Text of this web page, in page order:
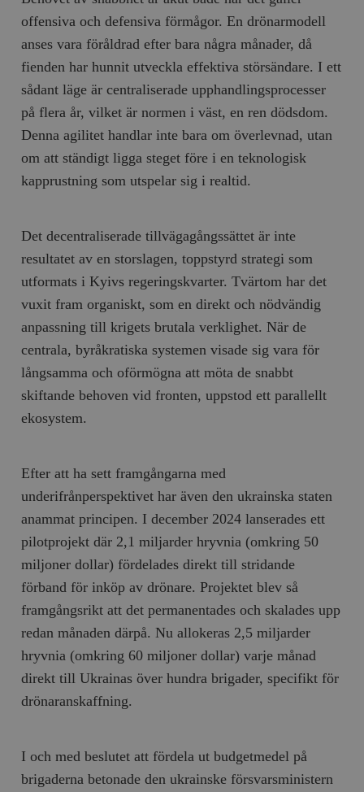
offensiva och defensiva förmågor. En drönarmodell
anses vara föråldrad efter bara några månader, då
fienden har hunnit utveckla effektiva störsändare. I ett
sådant läge är centraliserade upphandlingsprocesser
på flera år, vilket är normen i väst, en ren dödsdom.
Denna agilitet handlar inte bara om överlevnad, utan
om att ständigt ligga steget före i en teknologisk
kapprustning som utspelar sig i realtid.
Det decentraliserade tillvägagångssättet är inte
resultatet av en storslagen, toppstyrd strategi som
utformats i Kyivs regeringskvarter. Tvärtom har det
vuxit fram organiskt, som en direkt och nödvändig
anpassning till krigets brutala verklighet. När de
centrala, byråkratiska systemen visade sig vara för
långsamma och oförmögna att möta de snabbt
skiftande behoven vid fronten, uppstod ett parallellt
ekosystem.
Efter att ha sett framgångarna med
underifrånperspektivet har även den ukrainska staten
anammat principen. I december 2024 lanserades ett
pilotprojekt där 2,1 miljarder hryvnia (omkring 50
miljoner dollar) fördelades direkt till stridande
förband för inköp av drönare. Projektet blev så
framgångsrikt att det permanentades och skalades upp
redan månaden därpå. Nu allokeras 2,5 miljarder
hryvnia (omkring 60 miljoner dollar) varje månad
direkt till Ukrainas över hundra brigader, specifikt för
drönaranskaffning.
I och med beslutet att fördela ut budgetmedel på
brigaderna betonade den ukrainske försvarsministern